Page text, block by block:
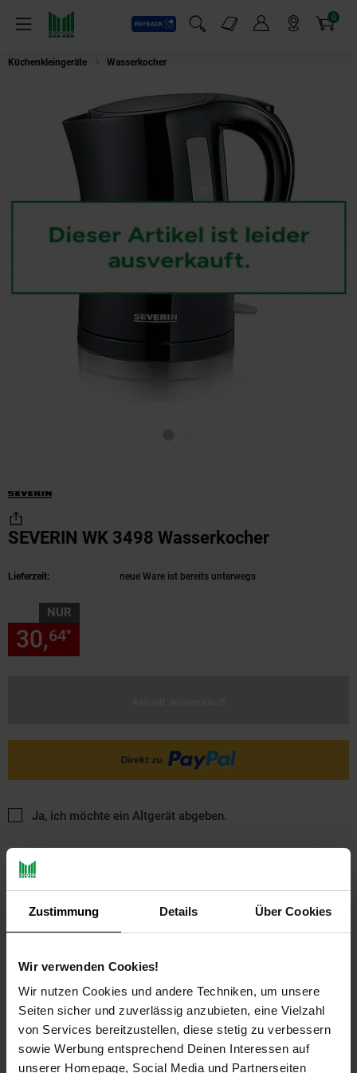
Zustimmung Details Über Cookies
Wir verwenden Cookies!
Wir nutzen Cookies und andere Techniken, um unsere
Seiten sicher und zuverlässig anzubieten, eine Vielzahl
von Services bereitzustellen, diese stetig zu verbessern
sowie Werbung entsprechend Deinen Interessen auf
unserer Homepage, Social Media und Partnerseiten
Menü
Payback
Suchfeld einblenden
Markt-Angebote 0
Artikel
Küchenkleingeräte Wasserkocher
SEVERIN WK 3498 Wasserkocher
Lieferzeit: neue Ware ist bereits unterwegs
NUR
30,64*
Ja, ich möchte ein Altgerät abgeben.
PAYBACK
Payback Punkte Basis°Punkte:
15
Extra°Punkte:
0